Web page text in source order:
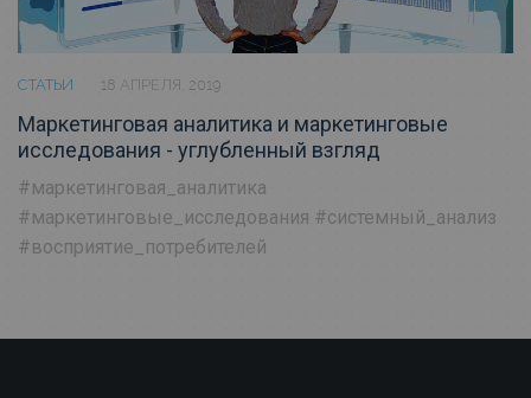
СТАТЬИ 18 АПРЕЛЯ, 2019
Маркетинговая аналитика и маркетинговые
исследования - углубленный взгляд
#маркетинговая_аналитика
#маркетинговые_исследования #системный_анализ
#восприятие_потребителей